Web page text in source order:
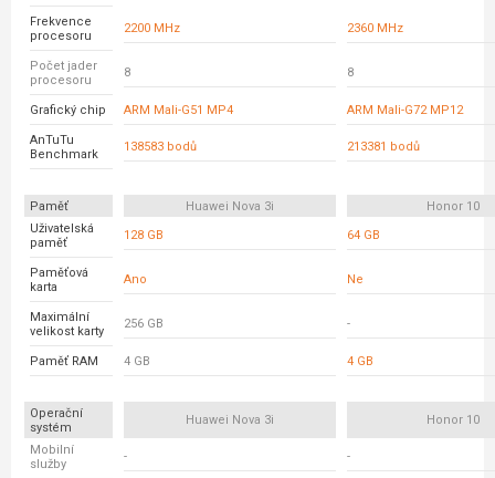
Frekvence
procesoru
2200 MHz 2360 MHz
Počet jader
procesoru
8 8
Grafický chip ARM Mali-G51 MP4 ARM Mali-G72 MP12
AnTuTu
Benchmark
138583 bodů 213381 bodů
Paměť Huawei Nova 3i
Honor 10
Uživatelská
paměť
128 GB 64 GB
Paměťová
karta
Ano Ne
Maximální
velikost karty
256 GB -
Paměť RAM 4 GB 4 GB
Operační
systém
Huawei Nova 3i Honor 10
Mobilní
služby
- -